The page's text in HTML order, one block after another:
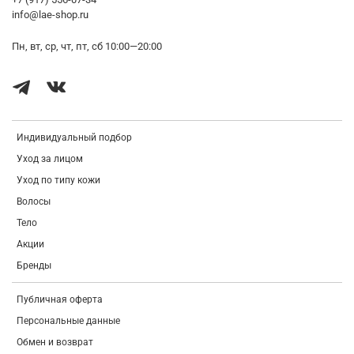
Индивидуальный подбор
Уход за лицом
Уход по типу кожи
Волосы
Тело
Акции
Бренды
Публичная оферта
Персональные данные
Обмен и возврат
info@lae-shop.ru
Пн, вт, ср, чт, пт, сб 10:00—20:00